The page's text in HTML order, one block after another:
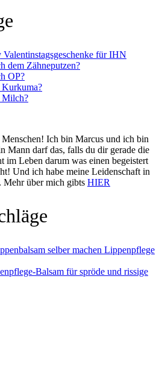
für IHN
dem Zähneputzen?
OP?
Milch?
Ich bin Marcus und ich bin
Mann darf das, falls du dir gerade die
im Leben darum was einen begeistert
Und ich habe meine Leidenschaft in
über mich gibts HIER
Balsam für spröde und rissige